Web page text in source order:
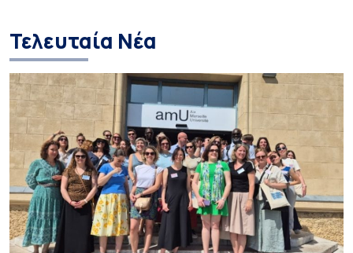
Τελευταία Νέα